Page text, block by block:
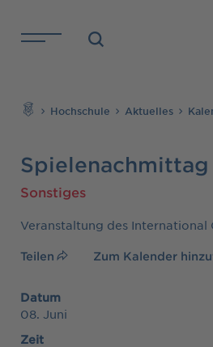
Direkt zu den Inhalten
Hochschule Aktuelles
Sonstiges
Veranstaltung des International
Teilen Zum Kalender
Datum
08. Juni
Zeit